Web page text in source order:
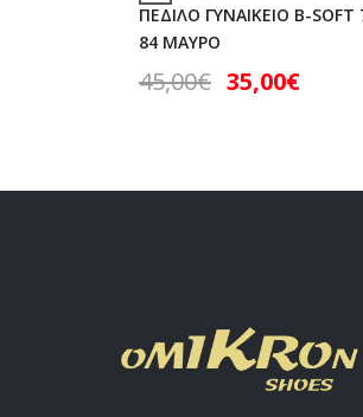
ΠΕΔΙΛΟ ΓΥΝΑΙΚΕΙΟ B-SOFT
84 ΜΑΥΡΟ
45,00€ 35,00€